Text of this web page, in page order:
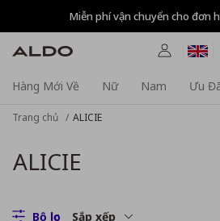
Miễn phí vận chuyển cho đơn
Hàng Mới Về Nữ Nam Ưu
Trang chủ ALICIE
ALICIE
Bộ lọc Sắp xếp